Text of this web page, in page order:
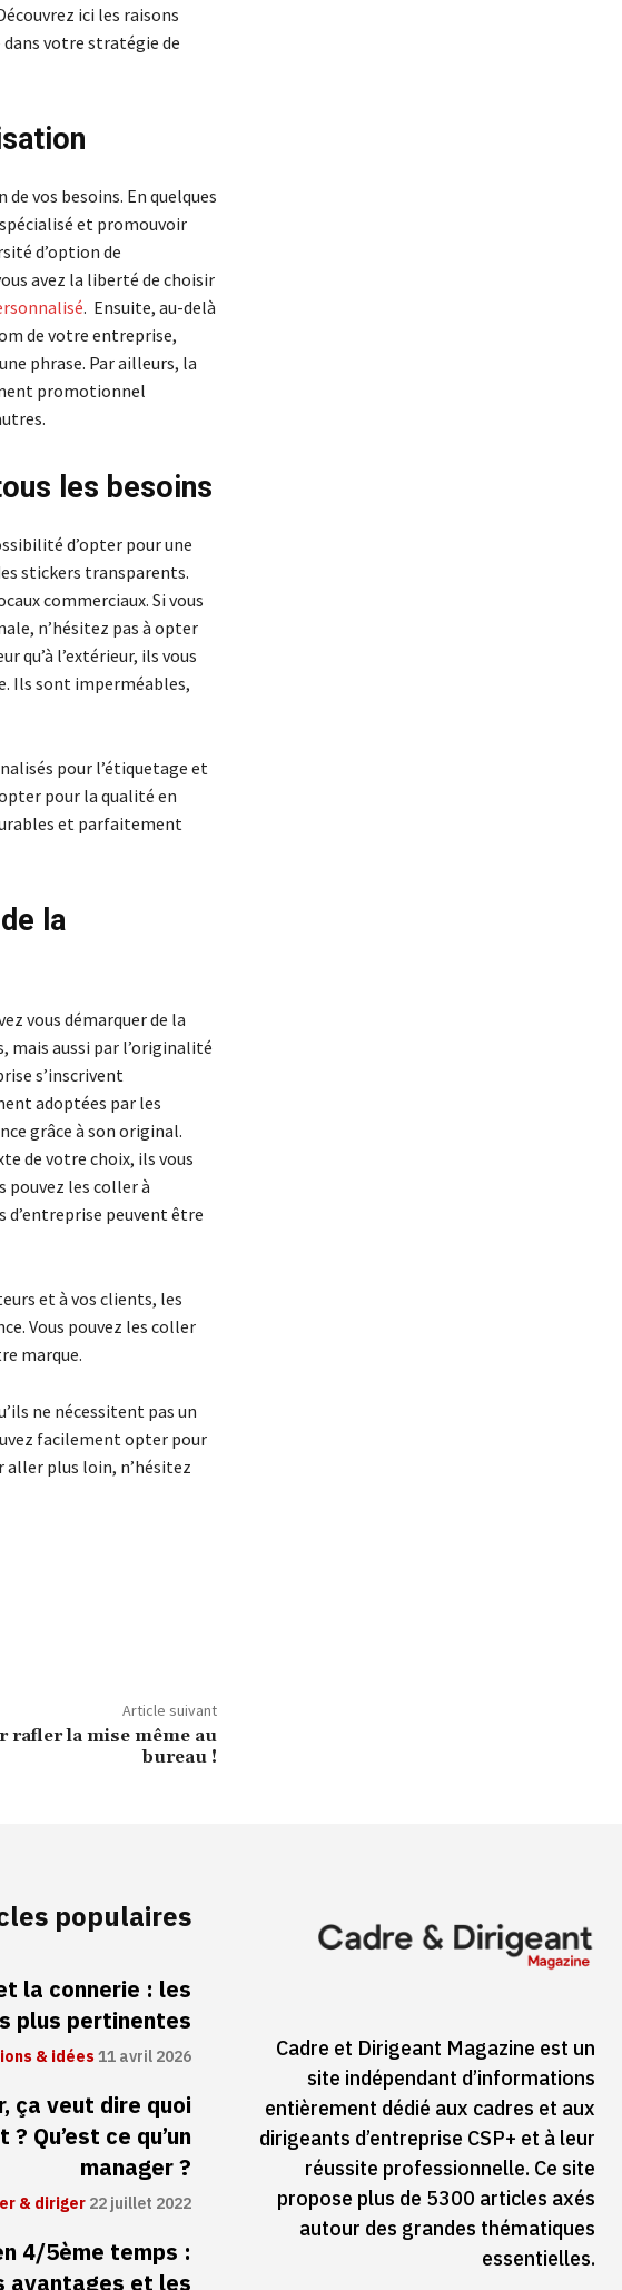
ici les raisons
votre stratégie de
vos besoins. En quelques
et promouvoir
d’option de
avez la liberté de choisir
. Ensuite, au-delà
de votre entreprise,
phrase. Par ailleurs, la
promotionnel
les besoins
d’opter pour une
stickers transparents.
commerciaux. Si vous
n’hésitez pas à opter
qu’à l’extérieur, ils vous
Ils sont imperméables,
pour l’étiquetage et
pour la qualité en
et parfaitement
la
vous démarquer de la
mais aussi par l’originalité
s’inscrivent
adoptées par les
grâce à son original.
de votre choix, ils vous
les coller à
d’entreprise peuvent être
et à vos clients, les
Vous pouvez les coller
marque.
ne nécessitent pas un
facilement opter pour
plus loin, n’hésitez
Article suivant
rafler la mise même au
bureau !
populaires
la connerie : les
plus pertinentes
& idées11 avril 2026
ça veut dire quoi
Qu’est ce qu’un
manager ?
& diriger22 juillet 2022
4/5ème temps :
Cadre et Dirigeant Magazine est un
site indépendant d’informations
entièrement dédié aux cadres et aux
dirigeants d’entreprise CSP+ et à leur
réussite professionnelle. Ce site
propose plus de 5300 articles axés
autour des grandes thématiques
essentielles.